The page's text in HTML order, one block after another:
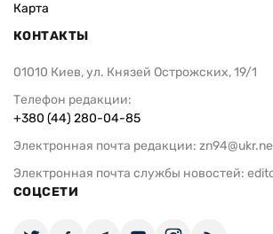
Карта
КОНТАКТЫ
01010 Киев, ул. Князей Острожских, 19/1
Телефон редакции:
+380 (44) 280-04-85
Электронная почта редакции:
Электронная почта службы новостей:
СОЦСЕТИ